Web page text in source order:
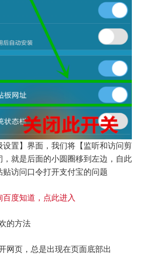
置】界面，我们将【监听和访问剪
，就是后面的小圆圈移到左边，自此
访问口令打开支付宝的问题
度知道，点此进入
的方法
网页，总是出现在页面底部出